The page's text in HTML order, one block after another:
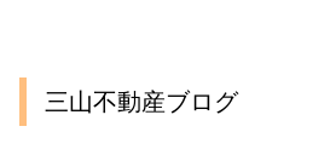
三山不動産ブログ